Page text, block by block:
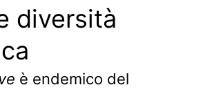
diversità
è endemico del